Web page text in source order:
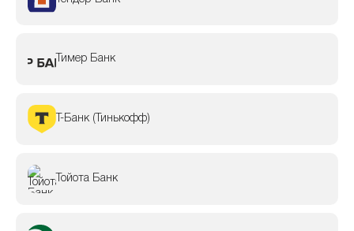
Тимер Банк
Т-Банк (Тинькофф)
Тойота Банк